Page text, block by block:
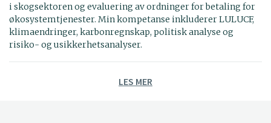
i skogsektoren og evaluering av ordninger for betaling for
økosystemtjenester. Min kompetanse inkluderer LULUCF,
klimaendringer, karbonregnskap, politisk analyse og
risiko- og usikkerhetsanalyser.
LES MER